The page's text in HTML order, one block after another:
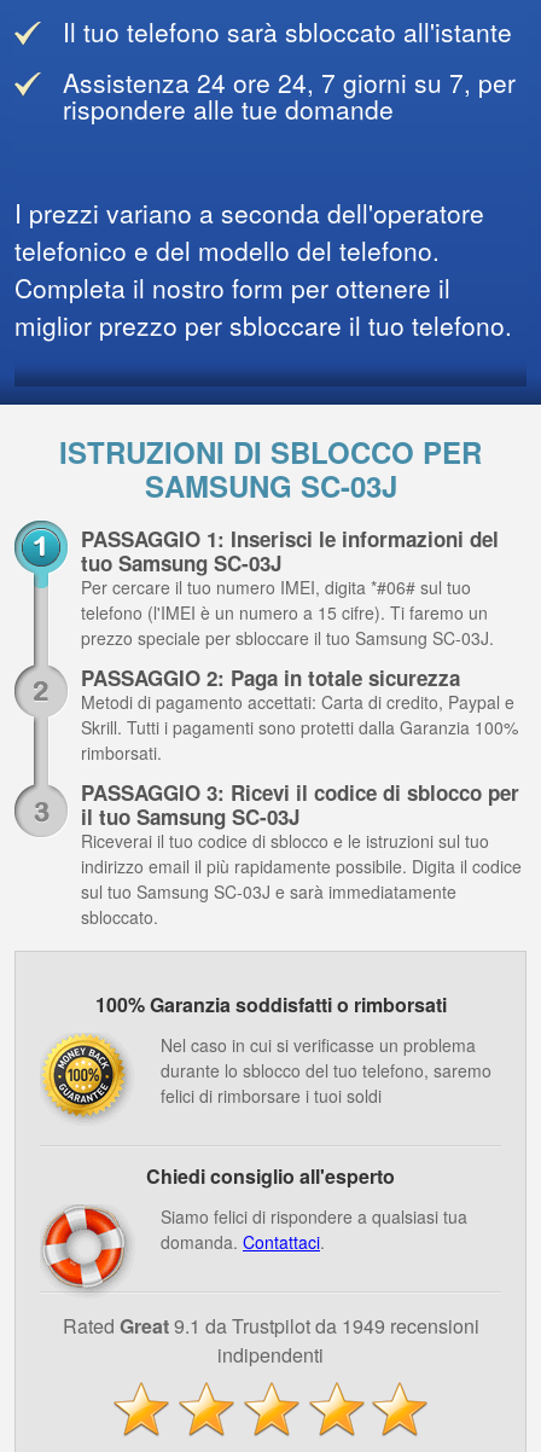
Il tuo telefono sarà sbloccato all'istante
Assistenza 24 ore 24, 7 giorni su 7, per
rispondere alle tue domande
I prezzi variano a seconda dell'operatore
telefonico e del modello del telefono.
Completa il nostro form per ottenere il
miglior prezzo per sbloccare il tuo telefono.
ISTRUZIONI DI SBLOCCO PER
SAMSUNG SC-03J
PASSAGGIO 1: Inserisci le informazioni del
tuo Samsung SC-03J
Per cercare il tuo numero IMEI, digita *#06# sul tuo
telefono (l'IMEI è un numero a 15 cifre). Ti faremo un
prezzo speciale per sbloccare il tuo Samsung SC-03J.
PASSAGGIO 2: Paga in totale sicurezza
Metodi di pagamento accettati: Carta di credito, Paypal e
Skrill. Tutti i pagamenti sono protetti dalla Garanzia 100%
rimborsati.
PASSAGGIO 3: Ricevi il codice di sblocco per
il tuo Samsung SC-03J
Riceverai il tuo codice di sblocco e le istruzioni sul tuo
indirizzo email il più rapidamente possibile. Digita il codice
sul tuo Samsung SC-03J e sarà immediatamente
sbloccato.
100% Garanzia soddisfatti o rimborsati
Nel caso in cui si verificasse un problema
durante lo sblocco del tuo telefono, saremo
felici di rimborsare i tuoi soldi
Chiedi consiglio all'esperto
Siamo felici di rispondere a qualsiasi tua
domanda. Contattaci.
Rated Great9.1 da Trustpilot da 1949 recensioni
indipendenti